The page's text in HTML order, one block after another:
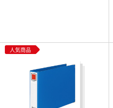
人気商品